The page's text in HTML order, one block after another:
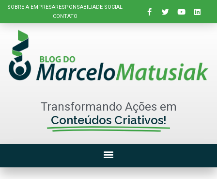
SOBRE A EMPRESARESPONSABILIADE SOCIAL
CONTATO
Transformando Ações em
Conteúdos Criativos!